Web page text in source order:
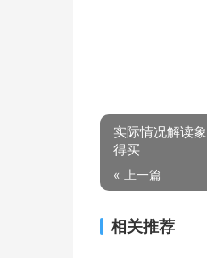
实际情况解读
得买
« 上一篇
相关推荐